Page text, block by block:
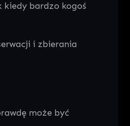
kiedy bardzo kogoś
i zbierania
może być